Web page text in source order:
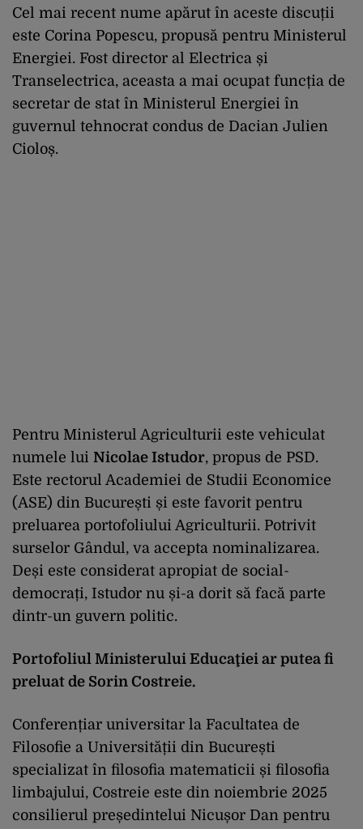
Cel mai recent nume apărut în aceste discuții
este Corina Popescu, propusă pentru Ministerul
Energiei. Fost director al Electrica și
Transelectrica, aceasta a mai ocupat funcția de
secretar de stat în Ministerul Energiei în
guvernul tehnocrat condus de Dacian Julien
Cioloș.
Pentru Ministerul Agriculturii este vehiculat
numele lui Nicolae Istudor, propus de PSD.
Este rectorul Academiei de Studii Economice
(ASE) din București și este favorit pentru
preluarea portofoliului Agriculturii. Potrivit
surselor Gândul, va accepta nominalizarea.
Deși este considerat apropiat de social-
democrați, Istudor nu și-a dorit să facă parte
dintr-un guvern politic.
Portofoliul Ministerului Educaţiei ar putea fi
preluat de Sorin Costreie.
Conferențiar universitar la Facultatea de
Filosofie a Universității din București
specializat în filosofia matematicii și filosofia
limbajului, Costreie este din noiembrie 2025
consilierul președintelui Nicușor Dan pentru